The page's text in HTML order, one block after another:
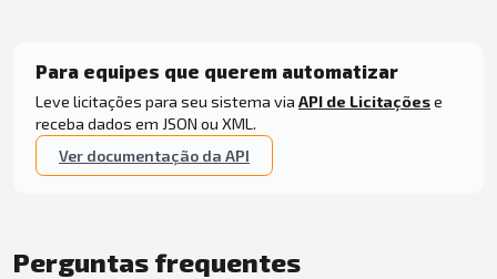
Para equipes que querem automatizar
Leve licitações para seu sistema via API de Licitaçõese
receba dados em JSON ou XML.
Ver documentação da API
Perguntas frequentes